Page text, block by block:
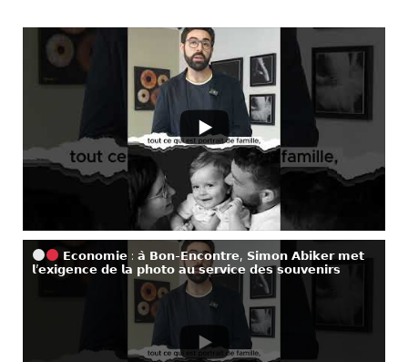
𝗘𝗰𝗼𝗻𝗼𝗺𝗶𝗲 : 𝗮̀ 𝗕𝗼𝗻-𝗘𝗻𝗰𝗼𝗻𝘁𝗿𝗲, 𝗦𝗶𝗺𝗼𝗻 𝗔𝗯𝗶𝗸𝗲𝗿 𝗺𝗲𝘁
𝗹’𝗲𝘅𝗶𝗴𝗲𝗻𝗰𝗲 𝗱𝗲 𝗹𝗮 𝗽𝗵𝗼𝘁𝗼 𝗮𝘂 𝘀𝗲𝗿𝘃𝗶𝗰𝗲 𝗱𝗲𝘀 𝘀𝗼𝘂𝘃𝗲𝗻𝗶𝗿𝘀